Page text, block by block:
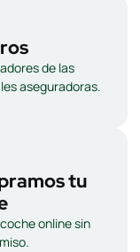
de las
aseguradoras.
tu
online sin